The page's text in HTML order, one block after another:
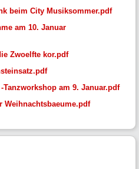
beim City Musiksommer.pdf
am 10. Januar
Zwoelfte kor.pdf
am 9. Januar.pdf
Weihnachtsbaeume.pdf